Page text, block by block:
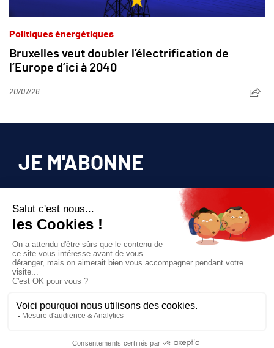
Politiques énergétiques
Bruxelles veut doubler l’électrification de
l’Europe d’ici à 2040
20/07/26
JE M'ABONNE
Pour bénéficier d’un accès privilégié à tous
les articles publiés sur site.
Prix unique 180€/AN
JE M'ABONNE